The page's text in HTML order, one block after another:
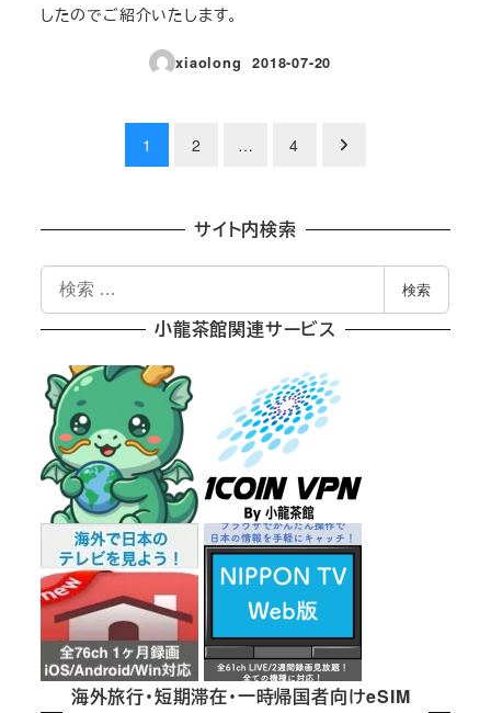
したのでご紹介いたします。
xiaolong
投稿日
2018-07-20
の
ペ
ー
ジ
送
り
1 2 … 4
サイト内検索
索
検索
小龍茶館関連サービス
海外旅行・短期滞在・一時帰国者向けeSIM